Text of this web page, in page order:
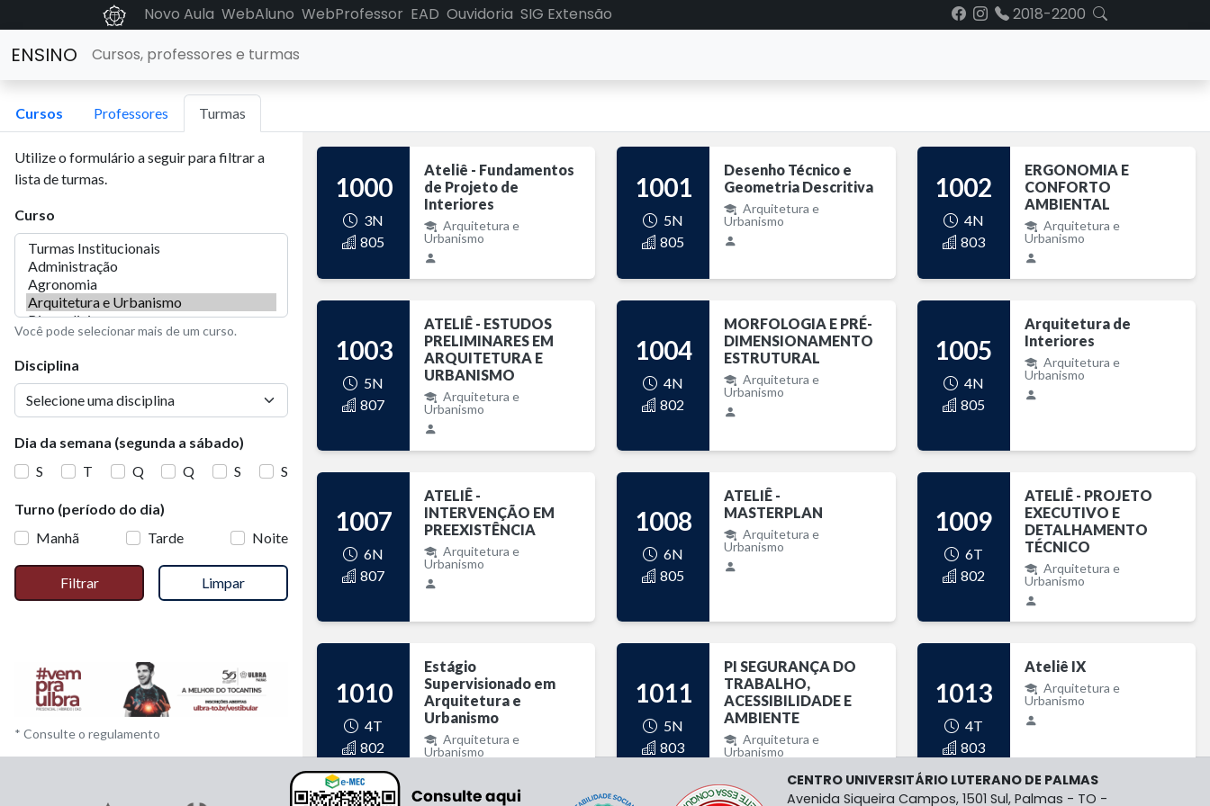
Novo Aula WebAluno WebProfessor EAD Ouvidoria SIG Extensão 2018-2200
ENSINO Cursos, professores e turmas
Cursos Professores Turmas
Utilize o formulário a seguir para filtrar a
lista de turmas.
Curso
Você pode selecionar mais de um curso.
Disciplina
Dia da semana (segunda a sábado)
S
T Q Q S S
Turno (período do dia)
Manhã
Tarde Noite
Filtrar Limpar
* Consulte o regulamento
1000
3N
805
Ateliê - Fundamentos
de Projeto de
Interiores
Arquitetura e
Urbanismo
1001
5N
805
Desenho Técnico e
Geometria Descritiva
Arquitetura e
Urbanismo
1002
4N
803
ERGONOMIA E
CONFORTO
AMBIENTAL
Arquitetura e
Urbanismo
1003
5N
807
ATELIÊ - ESTUDOS
PRELIMINARES EM
ARQUITETURA E
URBANISMO
Arquitetura e
Urbanismo
1004
4N
802
MORFOLOGIA E PRÉ-
DIMENSIONAMENTO
ESTRUTURAL
Arquitetura e
Urbanismo
1005
4N
805
Arquitetura de
Interiores
Arquitetura e
Urbanismo
1007
6N
807
ATELIÊ -
INTERVENÇÃO EM
PREEXISTÊNCIA
Arquitetura e
Urbanismo
1008
6N
805
ATELIÊ -
MASTERPLAN
Arquitetura e
Urbanismo
1009
6T
802
ATELIÊ - PROJETO
EXECUTIVO E
DETALHAMENTO
TÉCNICO
Arquitetura e
Urbanismo
1010
4T
802
Estágio
Supervisionado em
Arquitetura e
Urbanismo
Arquitetura e
Urbanismo
1011
5N
803
PI SEGURANÇA DO
TRABALHO,
ACESSIBILIDADE E
AMBIENTE
Arquitetura e
Urbanismo
1013
4T
803
Ateliê IX
Arquitetura e
Urbanismo
CENTRO UNIVERSITÁRIO LUTERANO DE PALMAS
Avenida Siqueira Campos, 1501 Sul, Palmas - TO -